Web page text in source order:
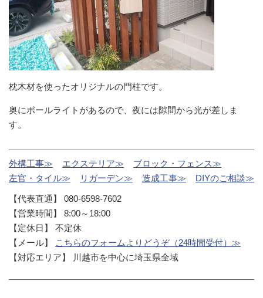
枕木材を使ったオリジナルの門柱です。
奥にポールライトがあるので、夜には隙間から光が差しま
す。
外構工事≫ エクステリア≫
ブロック・フェンス≫
左官・タイル≫
リガーデン≫ 造成工事≫ DIYのご相談≫
【代表直通】 080-6598-7602
【営業時間】 8:00～18:00
【定休日】 不定休
【メール】
こちらのフォームよりどうぞ（24時間受付）≫
【対応エリア】 川越市を中心に埼玉県全域